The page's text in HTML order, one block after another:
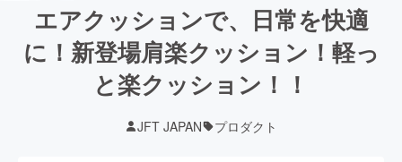
エアクッションで、日常を快適
に！新登場肩楽クッション！軽っ
と楽クッション！！
JFT JAPAN プロダクト